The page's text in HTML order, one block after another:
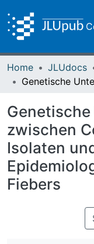
Home JLUdocs
zwischen
Isolaten
Fiebers